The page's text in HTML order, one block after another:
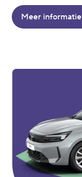
Meer informatie